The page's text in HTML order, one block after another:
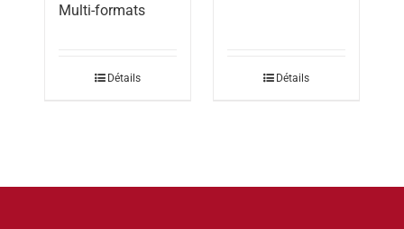
Multi-formats
Détails Détails